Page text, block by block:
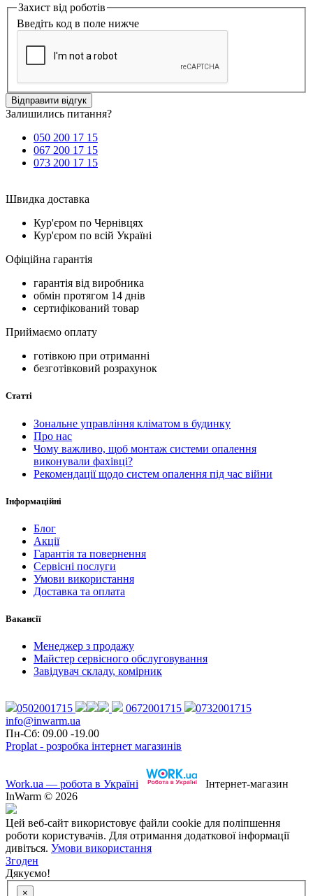
Захист від роботів
Введіть код в поле нижче
Відправити відгук
Залишились питання?
050 200 17 15
067 200 17 15
073 200 17 15
Швидка доставка
Кур'єром по Чернівцях
Кур'єром по всій Україні
Офіційна гарантія
гарантія від виробника
обмін протягом 14 днів
сертифікований товар
Приймаємо оплату
готівкою при отриманні
безготівковий розрахунок
Статті
Зональне управління кліматом в будинку
Про нас
Чому важливо, щоб монтаж системи опалення
виконували фахівці?
Рекомендації щодо систем опалення під час війни
Інформаційні
Блог
Акції
Гарантія та повернення
Сервісні послуги
Умови використання
Доставка та оплата
Вакансії
Менеджер з продажу
Майстер сервісного обслуговування
Завідувач складу, комірник
0502001715 0672001715
0732001715
info@inwarm.ua
Пн-Сб: 09.00 -19.00
Proplat - розробка інтернет магазинів
Work.ua — робота в Україні
Інтернет-магазин
InWarm © 2026
Цей веб-сайт використовує файли cookie для поліпшення
роботи користувачів. Для отримання додаткової інформації
дивіться. Умови використання
Згоден
Дякуємо!
×